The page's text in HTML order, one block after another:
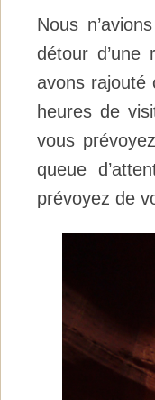
Nous
détour d’une
avons rajouté
heures de
vous
queue
prévoyez de